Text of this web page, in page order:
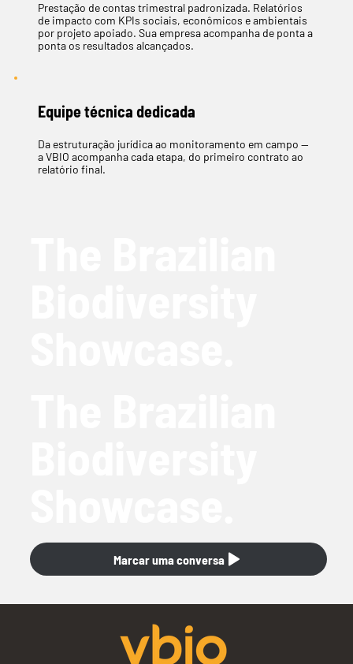
Marcar uma conversa
Prestação de contas trimestral padronizada. Relatórios
de impacto com KPIs sociais, econômicos e ambientais
por projeto apoiado. Sua empresa acompanha de ponta a
ponta os resultados alcançados.
Equipe técnica dedicada
Da estruturação jurídica ao monitoramento em campo —
a VBIO acompanha cada etapa, do primeiro contrato ao
relatório final.